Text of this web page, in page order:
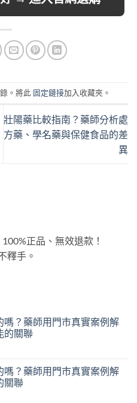
。將此 固定鏈接加入收藏夾。
壯陽藥比較指南？藥師分析處
方藥、學名藥與保健食品的差
異
正品、無效退款！
釋手。
嗎？藥師用門市真實案例解
的關聯
嗎？藥師用門市真實案例解
關聯